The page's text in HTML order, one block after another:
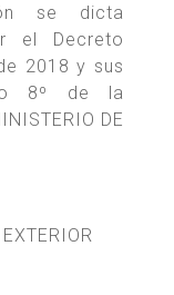
se dicta
el Decreto
2018 y sus
8º de la
DE